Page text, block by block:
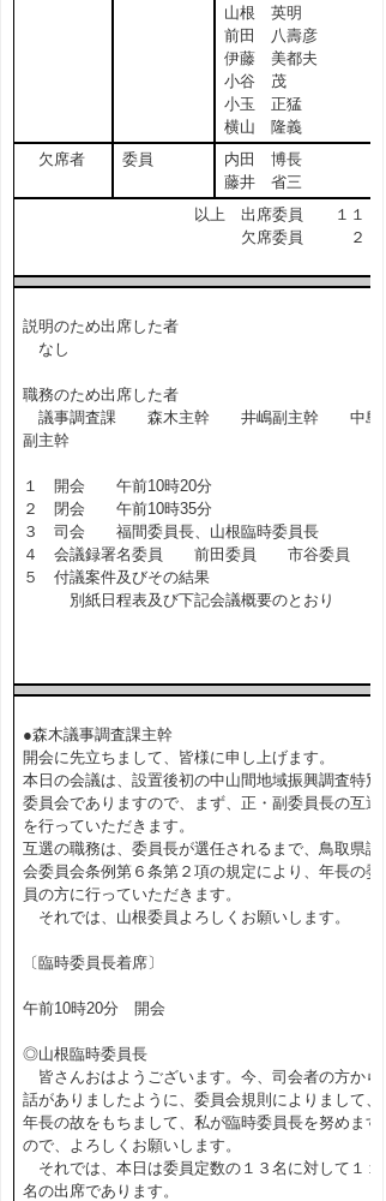
山根 英明
前田 八壽彦
伊藤 美都夫
小谷 茂
小玉 正猛
横山 隆義
欠席者
委員
内田 博長
藤井 省三
以上 出席委員 １１ 名
欠席委員 ２ 名
説明のため出席した者
なし
職務のため出席した者
議事調査課 森木主幹 井嶋副主幹 中島
副主幹
１ 開会 午前10時20分
２ 閉会 午前10時35分
３ 司会 福間委員長、山根臨時委員長
４ 会議録署名委員 前田委員 市谷委員
５ 付議案件及びその結果
別紙日程表及び下記会議概要のとおり
●森木議事調査課主幹
開会に先立ちまして、皆様に申し上げます。
本日の会議は、設置後初の中山間地域振興調査特別
委員会でありますので、まず、正・副委員長の互選
を行っていただきます。
互選の職務は、委員長が選任されるまで、鳥取県議
会委員会条例第６条第２項の規定により、年長の委
員の方に行っていただきます。
それでは、山根委員よろしくお願いします。
〔臨時委員長着席〕
午前10時20分 開会
◎山根臨時委員長
皆さんおはようございます。今、司会者の方から
話がありましたように、委員会規則によりまして、
年長の故をもちまして、私が臨時委員長を努めます
ので、よろしくお願いします。
それでは、本日は委員定数の１３名に対して１１
名の出席であります。